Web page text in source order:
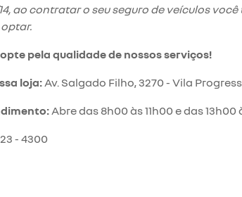
ao contratar o seu seguro de veículos
pela qualidade de nossos serviços!
loja: Av. Salgado Filho, 3270 - Vila
Abre das 8h00 às 11h00 e das 13h00
- 4300